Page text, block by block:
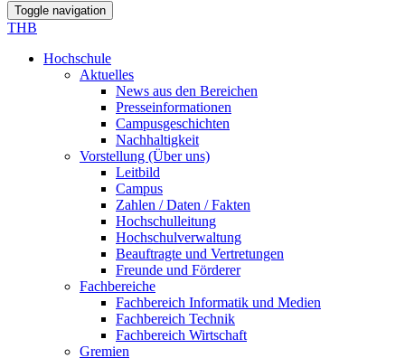
Toggle navigation
THB
Hochschule
Aktuelles
News aus den Bereichen
Presseinformationen
Campusgeschichten
Nachhaltigkeit
Vorstellung (Über uns)
Leitbild
Campus
Zahlen / Daten / Fakten
Hochschulleitung
Hochschulverwaltung
Beauftragte und Vertretungen
Freunde und Förderer
Fachbereiche
Fachbereich Informatik und Medien
Fachbereich Technik
Fachbereich Wirtschaft
Gremien